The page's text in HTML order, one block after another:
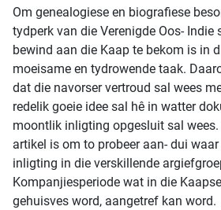
Om genealogiese en biografiese
tydperk van die Verenigde Oos- Indie
bewind aan die Kaap te bekom is in
moeisame en tydrowende taak.
dat die navorser vertroud sal wees
redelik goeie idee sal hê in watter
moontlik inligting opgesluit sal
artikel is om to probeer aan- dui
inligting in die verskillende
Kompanjiesperiode wat in die
gehuisves word, aangetref kan word.